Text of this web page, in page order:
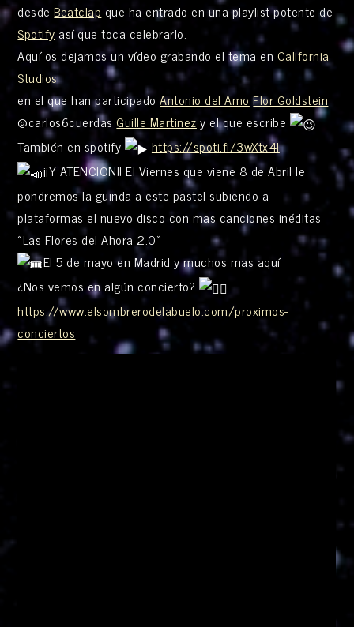
desdeBeatclap que ha entrado en una playlist potente de
Spotify así que toca celebrarlo.
Aquí os dejamos un vídeo grabando el tema en California
Studios
en el que han participadoAntonio del Amo Flor Goldstein
@carlos6cuerdas Guille Martinezy el que escribe
También en spotify
https://spoti.fi/3wXtx4I
¡¡Y ATENCION!! El Viernes que viene 8 de Abril le
pondremos la guinda a este pastel subiendo a
plataformas el nuevo disco con mas canciones inéditas
«Las Flores del Ahora 2.0»
El 5 de mayo en Madrid y muchos mas aquí
¿Nos vemos en algún concierto?
https://www.elsombrerodelabuelo.com/proximos-
conciertos